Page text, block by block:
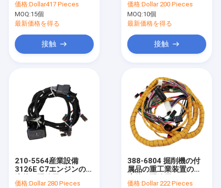
プロダクト
私達について
工場旅行
私達に連絡しなさい
バーサル ワイヤーハー
ネス
価格:Dollar417 Pieces
MOQ:15個
最新価格を得る
接触
一の燃料噴射装置
価格:Dollar 200 Pieces
MOQ:10個
最新価格を得る
接触
210-5564産業設備
3126E C7エンジンの普
価格:Dollar 280 Pieces
388-6804 掘削機の付
属品の重工業装置の普
価格:Dollar 222 Pieces